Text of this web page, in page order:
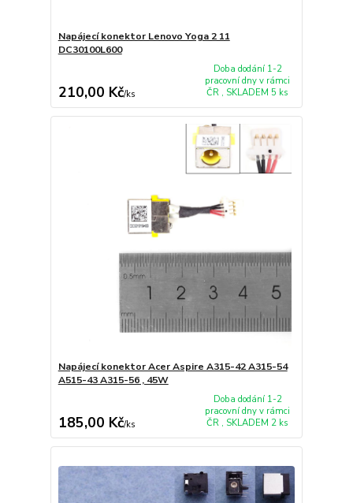
Napájecí konektor Lenovo Yoga 2 11
DC30100L600
210,00 Kč/ks
Doba dodání 1-2
pracovní dny v rámci
ČR , SKLADEM 5 ks
Napájecí konektor Acer Aspire A315-42 A315-54
A515-43 A315-56 , 45W
185,00 Kč/ks
Doba dodání 1-2
pracovní dny v rámci
ČR , SKLADEM 2 ks